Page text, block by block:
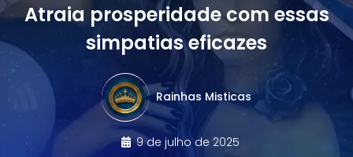
Atraia prosperidade com essas
simpatias eficazes
Rainhas Misticas
9 de julho de 2025